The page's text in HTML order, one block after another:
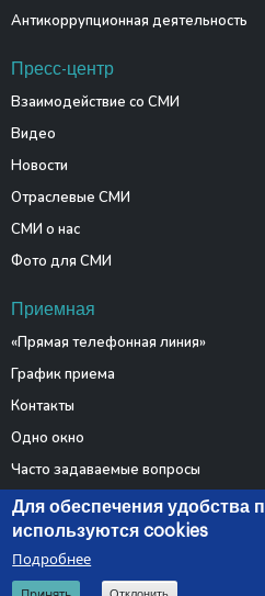
Антикоррупционная деятельность
Пресс-центр
Взаимодействие со СМИ
Видео
Новости
Отраслевые СМИ
СМИ о нас
Фото для СМИ
Приемная
«Прямая телефонная линия»
График приема
Контакты
Одно окно
Часто задаваемые вопросы
Электронные обращения
© 2026 Министерство связи и
Для обеспечения удобства
используются cookies
Подробнее